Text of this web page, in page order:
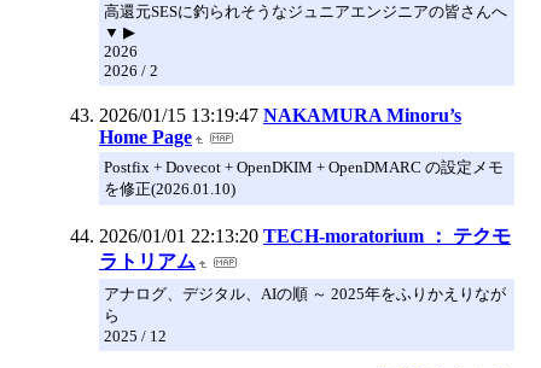
高還元SESに釣られそうなジュニアエンジニアの皆さんへ
▼ ▶
2026
2026 / 2
2026/01/15 13:19:47 NAKAMURA Minoru’s
Home Page
Postfix + Dovecot + OpenDKIM + OpenDMARC の設定メモ
を修正(2026.01.10)
2026/01/01 22:13:20 TECH-moratorium ： テクモ
ラトリアム
アナログ、デジタル、AIの順 ～ 2025年をふりかえりなが
ら
2025 / 12